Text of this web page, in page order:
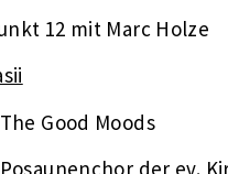
12 mit Marc Holze
Good Moods
Posaunenchor der ev.